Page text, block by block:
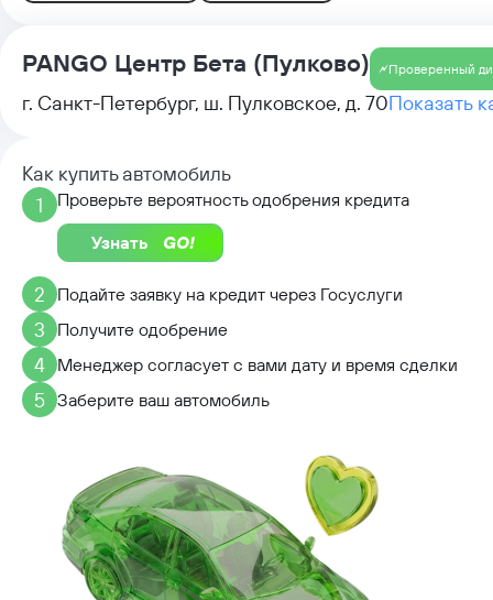
PANGO Центр Бета (Пулково) Проверенный
г. Санкт-Петербург, ш. Пулковское, д. 70Показать
© Яндекс Условия использования
Открыть в Яндекс Картах
Как купить автомобиль
1
Проверьте вероятность одобрения кредита
Узнать
2 Подайте заявку на кредит через Госуслуги
3 Получите одобрение
4 Менеджер согласует с вами дату и время сделки
5 Заберите ваш автомобиль